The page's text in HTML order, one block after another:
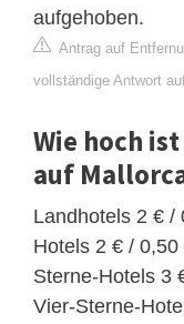
aufgehoben.
Antrag auf
vollständige Antwort
Wie hoch
auf
Landhotels 2 € /
Hotels 2 € /
Sterne-Hotels 3
Vier-Sterne-